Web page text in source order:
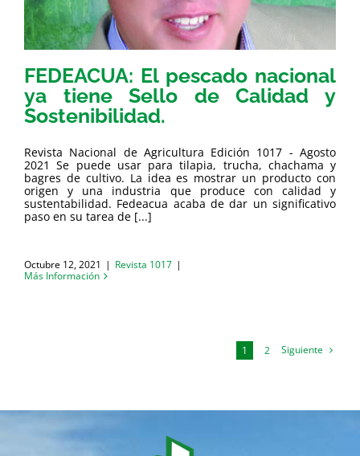
FEDEACUA: El pescado nacional
ya tiene Sello de Calidad y
Sostenibilidad.
Revista Nacional de Agricultura Edición 1017 - Agosto
2021 Se puede usar para tilapia, trucha, chachama y
bagres de cultivo. La idea es mostrar un producto con
origen y una industria que produce con calidad y
sustentabilidad. Fedeacua acaba de dar un significativo
paso en su tarea de [...]
Octubre 12, 2021 | Revista 1017 |
Más Información
1 2 Siguiente